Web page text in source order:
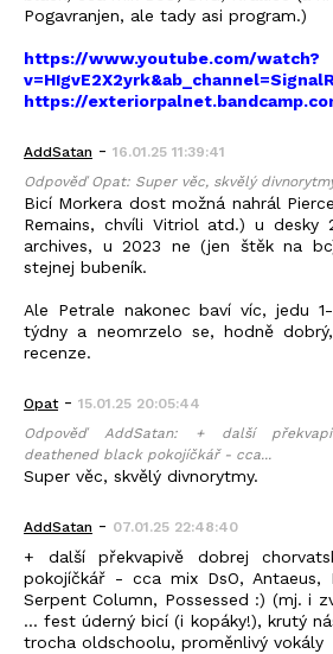
Pogavranjen, ale tady asi program.)
https://www.youtube.com/watch?
https://
AddSatan - 16.01.25 11:39:41
Odpověď Opat: Super věc, skvělý
Bicí Morkera dost možná nahrál
Remains, chvíli Vitriol atd.) u desky
archives, u 2023 ne (jen štěk na
stejnej bubeník.
Ale Petrale nakonec baví víc, jedu
týdny a neomrzelo se, hodně
recenze.
Opat- 15.01.25 20:05:44
Odpověď AddSatan: + další
deathened black pokojíčkář - cca...
Super věc, skvělý divnorytmy.
AddSatan - 07.01.25 22:48:40
+ další překvapivě dobrej
pokojíčkář - cca mix DsO, Antaeus,
Serpent Column, Possessed :) (mj. i
... fest úderný bicí (i kopáky!), krutý
trocha oldschoolu, proměnlivý vokály